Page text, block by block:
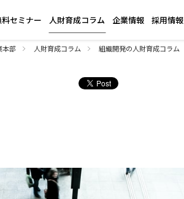
料セミナー 人財育成コラム 企業情報 採用情報
本部 人財育成コラム 組織開発の人財育成コラム